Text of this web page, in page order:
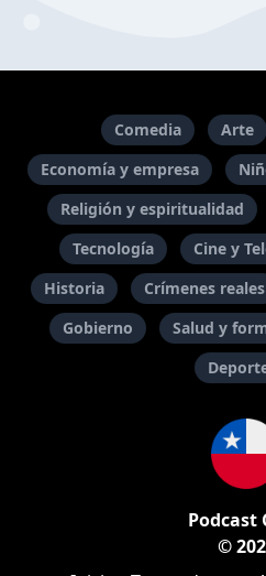
Comedia Arte
Economía y empresa
Religión y espiritualidad
Tecnología
Cine y
Historia
Crímenes reales
Gobierno
Salud y
Podcast
©